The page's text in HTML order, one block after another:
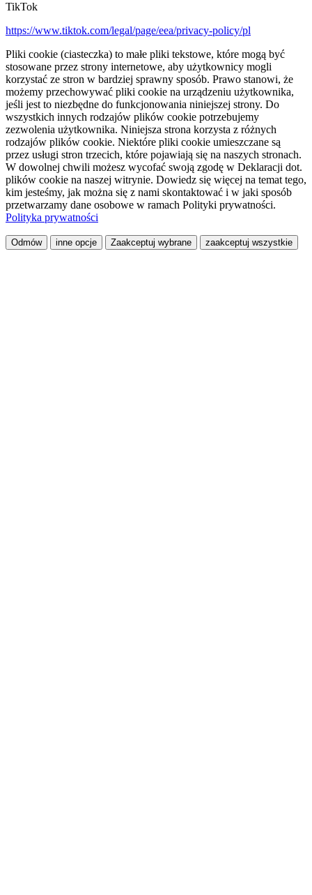
TikTok
https://www.tiktok.com/legal/page/eea/privacy-policy/pl
Pliki cookie (ciasteczka) to małe pliki tekstowe, które mogą być
stosowane przez strony internetowe, aby użytkownicy mogli
korzystać ze stron w bardziej sprawny sposób. Prawo stanowi, że
możemy przechowywać pliki cookie na urządzeniu użytkownika,
jeśli jest to niezbędne do funkcjonowania niniejszej strony. Do
wszystkich innych rodzajów plików cookie potrzebujemy
zezwolenia użytkownika. Niniejsza strona korzysta z różnych
rodzajów plików cookie. Niektóre pliki cookie umieszczane są
przez usługi stron trzecich, które pojawiają się na naszych stronach.
W dowolnej chwili możesz wycofać swoją zgodę w Deklaracji dot.
plików cookie na naszej witrynie. Dowiedz się więcej na temat tego,
kim jesteśmy, jak można się z nami skontaktować i w jaki sposób
przetwarzamy dane osobowe w ramach Polityki prywatności.
Polityka prywatności
Odmów inne opcje Zaakceptuj wybrane zaakceptuj wszystkie